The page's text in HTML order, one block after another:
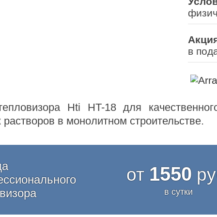
в
Hti HT-18 для
в монолитном строительстве.
от 1550
в сутки